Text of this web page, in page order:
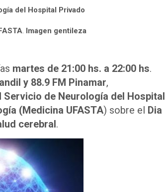
del Hospital Privado
. Imagen gentileza
martes de 21:00 hs. a 22:00 hs.
y 88.9 FM Pinamar,
de Neurología del Hospital
(Medicina UFASTA) sobre el Dia
cerebral.